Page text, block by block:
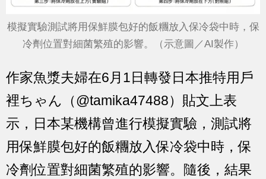
模擬實驗測試將用保鮮膜包好的飯糰放入保冷袋中時，保
冷劑位置對細菌繁殖的影響。（示意圖／AI製作）
作家魚漿夫婦在6月1日轉發日本推特用戶
裡ちゃん（@tamika47488）貼文上表
示，日本某機構曾進行模擬實驗，測試將
用保鮮膜包好的飯糰放入保冷袋中時，保
冷劑位置對細菌繁殖的影響。隨後，結果